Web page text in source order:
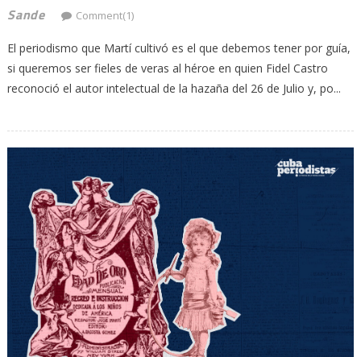
Sande
Comment(1)
El periodismo que Martí cultivó es el que debemos tener por guía,
si queremos ser fieles de veras al héroe en quien Fidel Castro
reconoció el autor intelectual de la hazaña del 26 de Julio y, po...